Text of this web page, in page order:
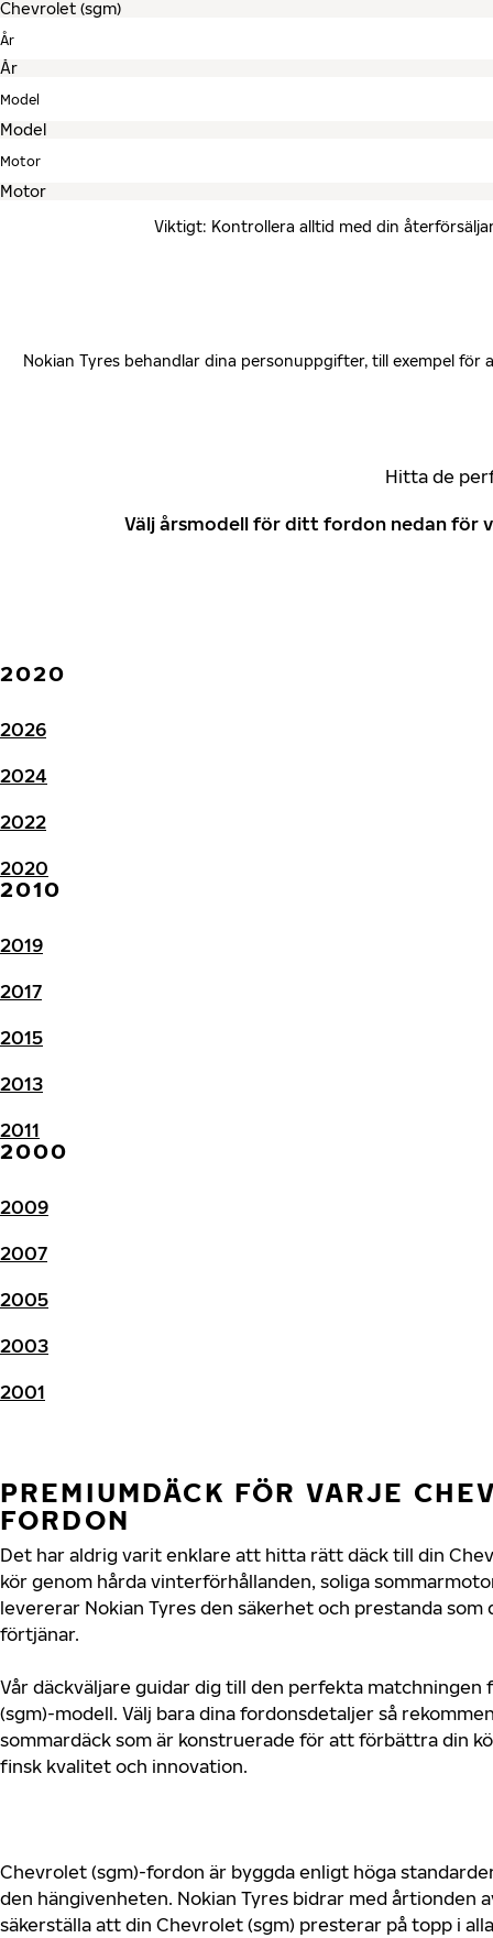
År
Model
Motor
Viktigt: Kontrollera alltid med din
Nokian Tyres behandlar dina personuppgifter, till exempel
Hitta de
Välj årsmodell för ditt fordon nedan för
2020
2026
2024
2022
2020
2010
2019
2017
2015
2013
2011
2000
2009
2007
2005
2003
2001
PREMIUMDÄCK FÖR VARJE
FORDON
Det har aldrig varit enklare att hitta rätt däck till din
kör genom hårda vinterförhållanden, soliga
levererar Nokian Tyres den säkerhet och prestanda som
förtjänar.
Vår däckväljare guidar dig till den perfekta matchningen
(sgm)-modell. Välj bara dina fordonsdetaljer så
sommardäck som är konstruerade för att förbättra din
finsk kvalitet och innovation.
Chevrolet (sgm)-fordon är byggda enligt höga
den hängivenheten. Nokian Tyres bidrar med årtionden
säkerställa att din Chevrolet (sgm) presterar på topp i